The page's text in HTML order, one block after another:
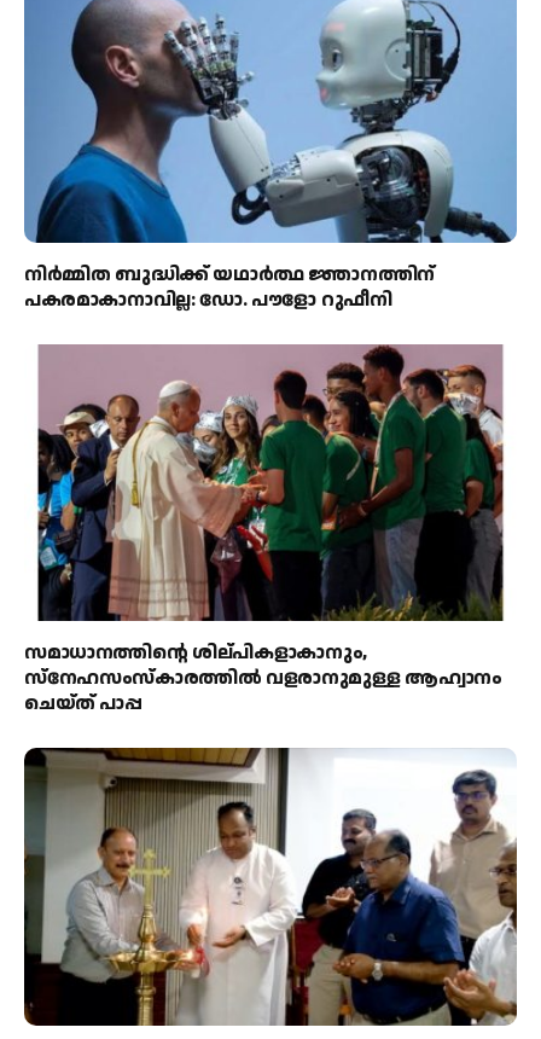
നിർമ്മിത ബുദ്ധിക്ക് യഥാർത്ഥ ജ്ഞാനത്തിന്
പകരമാകാനാവില്ല: ഡോ. പൗളോ റുഫീനി
സമാധാനത്തിന്റെ ശില്പികളാകാനും,
സ്നേഹസംസ്കാരത്തിൽ വളരാനുമുള്ള ആഹ്വാനം
ചെയ്ത് പാപ്പ